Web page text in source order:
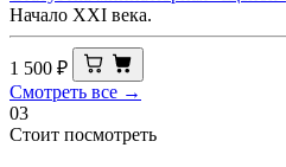
Начало XXI века.
1 500 ₽
Смотреть все →
03
Стоит посмотреть